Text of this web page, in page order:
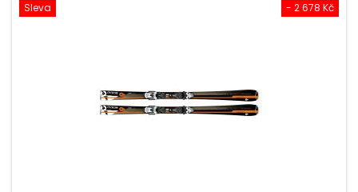
- 2 678 Kč
Sleva